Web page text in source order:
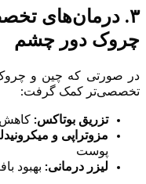
۳. درمان‌های
چروک دور چشم
در صورتی که چین و
تخصصی‌تر کمک گرفت:
تزریق بوتاکس:
مزوتراپی و
پوست
لیزر درمانی: بهبود